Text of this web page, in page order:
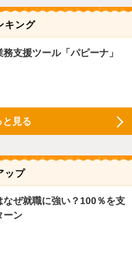
キング
支援ツール「パピーナ」
と見る
ップ
なぜ就職に強い？100％を支
ーン